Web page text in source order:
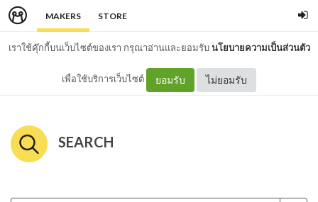
MAKERS STORE
เราใช้คุ๊กกี้บนเว็บไซต์ของเรา กรุณาอ่านและยอมรับนโยบายความเป็นส่วนตัว
เพื่อใช้บริการเว็บไซต์ ยอมรับ ไม่ยอมรับ
SEARCH